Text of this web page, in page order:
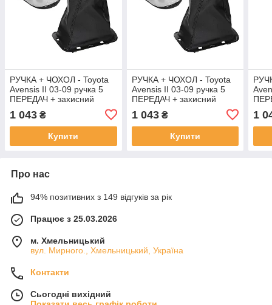
РУЧКА + ЧОХОЛ - Toyota
Avensis II 03-09 ручка 5
ПЕРЕДАЧ + захисний
перемикання передач 2шт
1 043 ₴
Купити
РУЧКА + ЧОХОЛ - Toyota
Avensis II 03-09 ручка 5
ПЕРЕДАЧ + захисний
перемикання передач 2шт
1 043₴
Купити
1
Про нас
94% позитивних з 149 відгуків за рік
Працює з 25.03.2026
м. Хмельницький
вул. Мирного., Хмельницький, Україна
Контакти
Сьогодні вихідний